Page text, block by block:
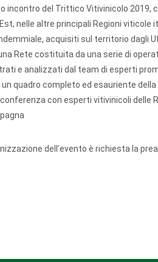
incontro del Trittico Vitivinicolo 2019,
nelle altre principali Regioni viticole
acquisiti sul territorio dagli
Rete costituita da una serie di
e analizzati dal team di esperti
quadro completo ed esauriente
con esperti vitivinicoli delle
dell’evento è richiesta la